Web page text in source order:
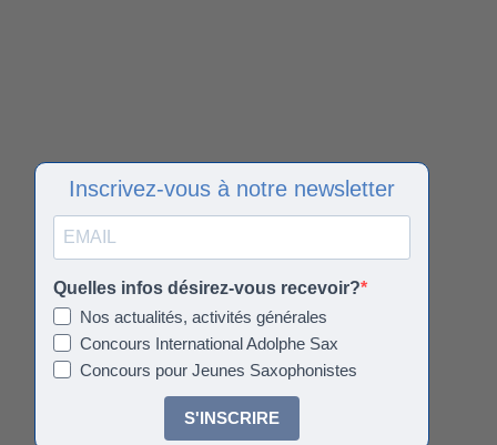
Inscrivez-vous à notre newsletter
Quelles infos désirez-vous recevoir?
Nos actualités, activités générales
Concours International Adolphe Sax
Concours pour Jeunes Saxophonistes
S'INSCRIRE